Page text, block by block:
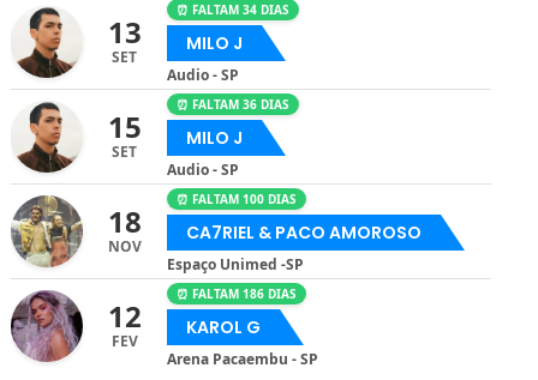
13
SET
⏰ FALTAM 34 DIAS
MILO J
Audio - SP
15
SET
⏰ FALTAM 36 DIAS
MILO J
Audio - SP
18
NOV
⏰ FALTAM 100 DIAS
CA7RIEL & PACO AMOROSO
Espaço Unimed -SP
12
FEV
⏰ FALTAM 186 DIAS
KAROL G
Arena Pacaembu - SP